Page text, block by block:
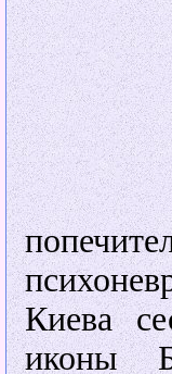
Киева
иконы